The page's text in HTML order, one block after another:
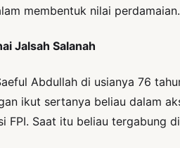
membentuk nilai perdamaian.
Jalsah Salanah
Abdullah di usianya 76
ikut sertanya beliau dalam
Saat itu beliau tergabung